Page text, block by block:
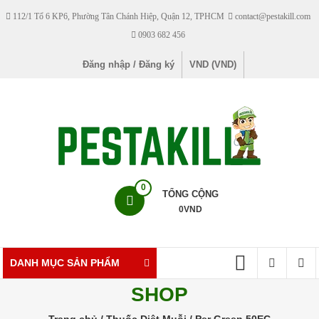
Skip112/1 Tổ 6 KP6, Phường Tân Chánh Hiệp, Quận 12, TPHCM
contact@pestakill.com
0903 682 456
Đăng nhập / Đăng ký VND (VND)
0
TỔNG CỘNG
0VND
DANH MỤC SẢN PHẨM
SHOP